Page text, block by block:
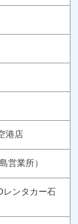
港店
営業所）
レンタカー石